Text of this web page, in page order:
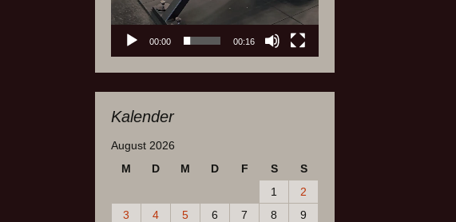
00:00 00:16
Kalender
August 2026
M
D M D F S
S
1
2
3
4 5 6 7 8
9